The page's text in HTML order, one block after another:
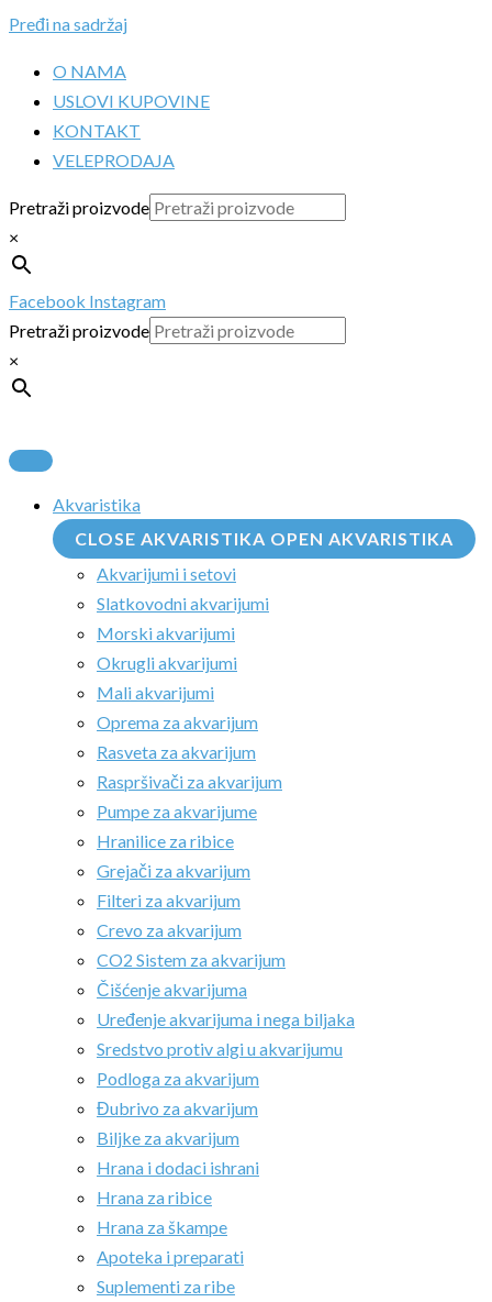
Pređi na sadržaj
O NAMA
USLOVI KUPOVINE
KONTAKT
VELEPRODAJA
Pretraži proizvode
×
Facebook Instagram
Pretraži proizvode
×
Akvaristika
CLOSE AKVARISTIKA OPEN AKVARISTIKA
Akvarijumi i setovi
Slatkovodni akvarijumi
Morski akvarijumi
Okrugli akvarijumi
Mali akvarijumi
Oprema za akvarijum
Rasveta za akvarijum
Raspršivači za akvarijum
Pumpe za akvarijume
Hranilice za ribice
Grejači za akvarijum
Filteri za akvarijum
Crevo za akvarijum
CO2 Sistem za akvarijum
Čišćenje akvarijuma
Uređenje akvarijuma i nega biljaka
Sredstvo protiv algi u akvarijumu
Podloga za akvarijum
Đubrivo za akvarijum
Biljke za akvarijum
Hrana i dodaci ishrani
Hrana za ribice
Hrana za škampe
Apoteka i preparati
Suplementi za ribe